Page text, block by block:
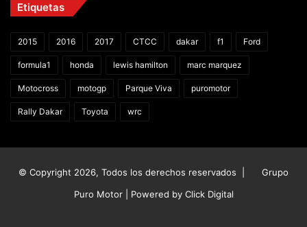
Etiquetas
2015 2016 2017 CTCC dakar f1 Ford
formula1 honda lewis hamilton marc marquez
Motocross motogp Parque Viva puromotor
Rally Dakar Toyota wrc
© Copyright 2026, Todos los derechos reservados |
Grupo
Puro Motor | Powered by Click Digital